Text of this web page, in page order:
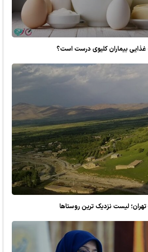
غذایی بیماران کلیوی درست است؟
لیست نزدیک ترین روستاها